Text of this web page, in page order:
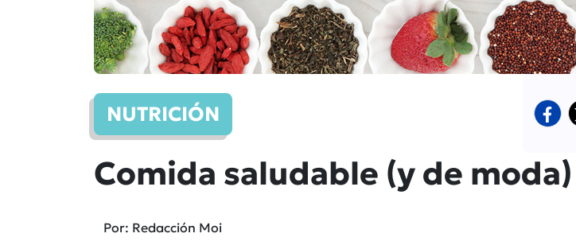
NUTRICIÓN
Comida saludable (y de moda)
Por: Redacción Moi